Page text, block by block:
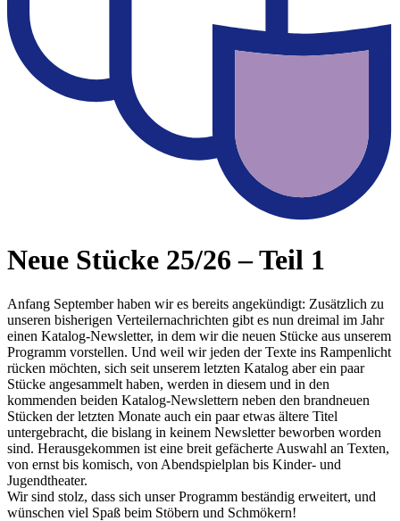
Neue Stücke 25/26 – Teil 1
Anfang September haben wir es bereits angekündigt: Zusätzlich zu
unseren bisherigen Verteilernachrichten gibt es nun dreimal im Jahr
einen Katalog-Newsletter, in dem wir die neuen Stücke aus unserem
Programm vorstellen. Und weil wir jeden der Texte ins Rampenlicht
rücken möchten, sich seit unserem letzten Katalog aber ein paar
Stücke angesammelt haben, werden in diesem und in den
kommenden beiden Katalog-Newslettern neben den brandneuen
Stücken der letzten Monate auch ein paar etwas ältere Titel
untergebracht, die bislang in keinem Newsletter beworben worden
sind. Herausgekommen ist eine breit gefächerte Auswahl an Texten,
von ernst bis komisch, von Abendspielplan bis Kinder- und
Jugendtheater.
Wir sind stolz, dass sich unser Programm beständig erweitert, und
wünschen viel Spaß beim Stöbern und Schmökern!